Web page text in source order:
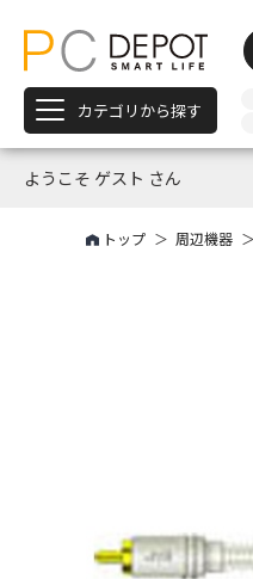
カテゴリから探す
ようこそ ゲスト さん
トップ 周辺機器